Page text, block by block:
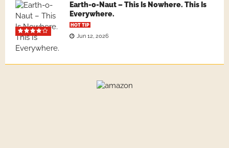
Earth-o-Naut – This Is Nowhere. This Is
Everywhere.
HOT TIP
Jun 12, 2026